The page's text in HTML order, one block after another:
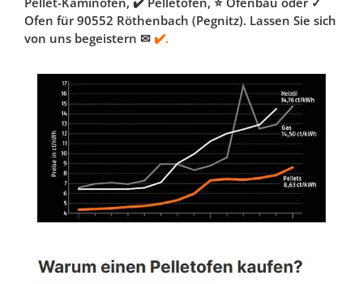
Ofen für 90552 Röthenbach (Pegnitz). Lassen Sie sich
von uns begeistern ✉ ✔️.